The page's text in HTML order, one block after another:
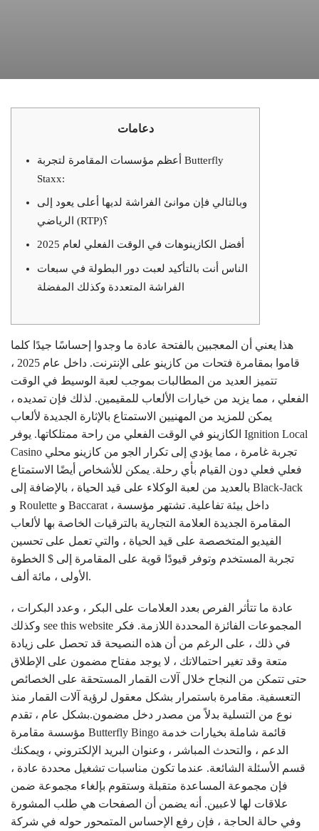
دعامات
أعظم مؤسسات المقامرة لتجربة Butterfly
Staxx:
وبالتالي فإن موانئ الفراشة لديها أعلى يعود إلى
الرياضي (RTP)؟
أفضل الكازينوهات في الوقت الفعلي لعام 2025
الناس أنت بالتأكيد لعبت دور البطولة في سبعات
الفراشة المتعددة وكذلك المفضلة
هذا يعني أن المعجبين بالفتحة عادة ما وجدوا إحساسًا جيدًا كلما
قاموا بمقامرة فتحات من كازينو على الإنترنت. داخل عام 2025 ،
تتميز العديد من المطالبات بموجب لعبة الوسيط في الوقت
الفعلي ، مما يزيد من خيارات الألعاب للمقيمين. لذلك فإن تمديده ،
يمكن للمزيد من المهنيين الاستمتاع بالإثارة الجديدة لألعاب
الكازينو في الوقت الفعلي من راحة ممتلكاتها. يوفر Ignition Local
Casino تجربة غامرة ، مما يؤدي إلى تكرار الجو من كازينو محلي
فعلي فعلي دون القيام بأي رحلة. يمكن للأشخاص أيضًا الاستمتاع
بالعديد من لعبة الوكلاء على قيد الحياة ، بالإضافة إلى Black-Jack
و Roulette و Baccarat ، داخل بيئة تفاعلية. تشتهر مؤسسة
المقامرة الجديدة العلامة التجارية بالترقيات الخاصة بها لألعاب
الفيديو المتخصصة على قيد الحياة ، والتي تعمل على تحسين
تجربة المستخدم وتوفر قيودًا قوية على المقامرة إلى $ الخطوة
الأولى ، مائة ألف.
عادة ما تتأثر الفرص بعدد العلامات على البكر ، وعدد البكرات ،
see this website
في ذلك ، على الرغم من أن هذه النصيحة قد تحصل على زيادة
متعة وقد تغير احتمالاتك ، لا يوجد مفتاح مضمون على الإطلاق
حتى تتمكن من النجاح خلال آلات القمار المستحقة على الخصائص
التعسفية. مقامرة باستمرار بشكل معقول لرؤية آلات القمار منذ
نوع من التسلية بدلاً من مصدر دخل مضمون.بشكل عام ، تقدم
مؤسسة مقامرة Butterfly Bingo قائمة شاملة بخيارات خدمة
الدعم ، والتحدث المباشر ، وعنوان البريد الإلكتروني ، ويمكنك
قسم الأسئلة الشائعة. عندما تكون مناسبات تشغيل محددة عادة ،
فإن مجموعة المساعدة متقبلة وستقوم بإلغاء مجموعة ضمن
علاقات لها لاعبين. أنه يضمن أن الصفحات هي طلب المشورة
وفي حالة الحاجة ، فإن رفع الإحساس المتمحور حوله في شركة